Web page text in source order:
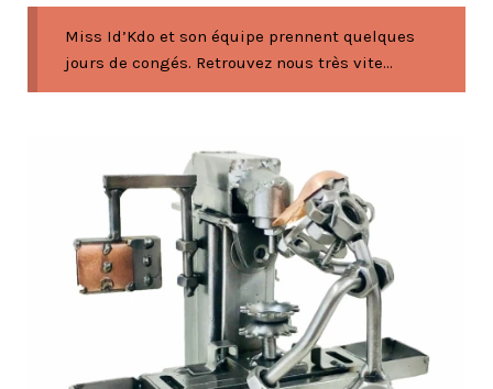
Miss Id’Kdo et son équipe prennent quelques
jours de congés. Retrouvez nous très vite...